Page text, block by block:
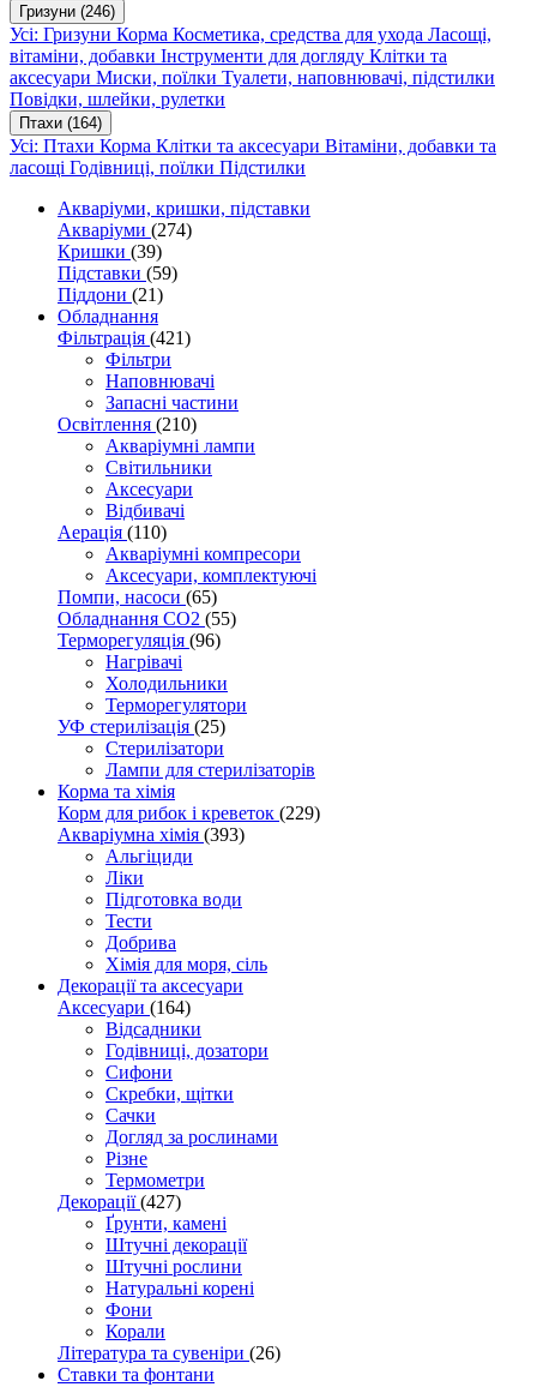
Гризуни (246)
Усі: Гризуни Корма Косметика, средства для ухода Ласощі,
вітаміни, добавки Інструменти для догляду Клітки та
аксесуари Миски, поїлки Туалети, наповнювачі, підстилки
Повідки, шлейки, рулетки
Птахи (164)
Усі: Птахи Корма Клітки та аксесуари Вітаміни, добавки та
ласощі Годівниці, поїлки Підстилки
Акваріуми, кришки, підставки
Акваріуми (274)
Кришки (39)
Підставки (59)
Піддони (21)
Обладнання
Фільтрація (421)
Фільтри
Наповнювачі
Запасні частини
Освітлення (210)
Акваріумні лампи
Світильники
Аксесуари
Відбивачі
Аерація (110)
Акваріумні компресори
Аксесуари, комплектуючі
Помпи, насоси (65)
Обладнання CO2 (55)
Терморегуляція (96)
Нагрівачі
Холодильники
Терморегулятори
УФ стерилізація (25)
Стерилізатори
Лампи для стерилізаторів
Корма та хімія
Корм для рибок і креветок (229)
Акваріумна хімія (393)
Альгіциди
Ліки
Підготовка води
Тести
Добрива
Хімія для моря, сіль
Декорації та аксесуари
Аксесуари (164)
Відсадники
Годівниці, дозатори
Сифони
Скребки, щітки
Сачки
Догляд за рослинами
Різне
Термометри
Декорації(427)
Ґрунти, камені
Штучні декорації
Штучні рослини
Натуральні корені
Фони
Корали
Література та сувеніри (26)
Ставки та фонтани